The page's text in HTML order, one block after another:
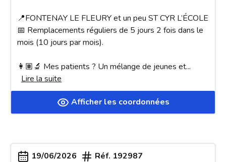
📍FONTENAY LE FLEURY et un peu ST CYR L’ÉCOLE
📅 Remplacements réguliers de 5 jours 2 fois dans le
mois (10 jours par mois).
👩🏽‍🔬 Mes patients ? Un mélange de jeunes et
Lire la suite
Afficher les coordonnées
19/06/2026 Réf. 192987